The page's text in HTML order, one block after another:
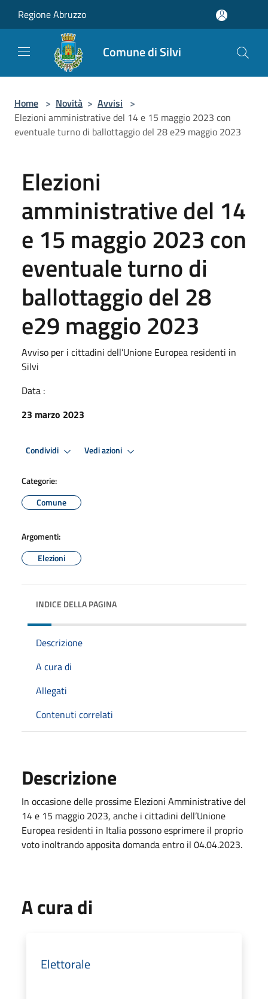
Regione Abruzzo
Comune di Silvi
Home > Novità > Avvisi >
Elezioni amministrative del 14 e 15 maggio 2023 con
eventuale turno di ballottaggio del 28 e29 maggio 2023
Elezioni
amministrative del 14
e 15 maggio 2023 con
eventuale turno di
ballottaggio del 28
e29 maggio 2023
Avviso per i cittadini dell’Unione Europea residenti in
Silvi
Data :
23 marzo 2023
Condividi Vedi azioni
Categorie:
Comune
Argomenti:
Elezioni
INDICE DELLA PAGINA
Descrizione
A cura di
Allegati
Contenuti correlati
Descrizione
In occasione delle prossime Elezioni Amministrative del
14 e 15 maggio 2023, anche i cittadini dell’Unione
Europea residenti in Italia possono esprimere il proprio
voto inoltrando apposita domanda entro il 04.04.2023.
A cura di
Elettorale